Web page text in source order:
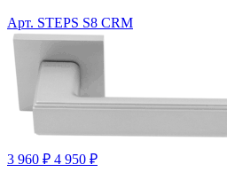
Арт. STEPS S8 CRM
3 960 ₽ 4 950 ₽